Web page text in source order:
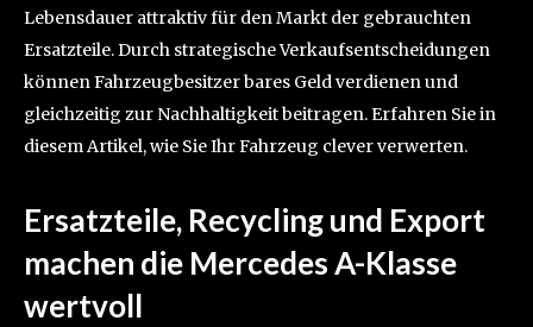
Lebensdauer attraktiv für den Markt der gebrauchten
Ersatzteile. Durch strategische Verkaufsentscheidungen
können Fahrzeugbesitzer bares Geld verdienen und
gleichzeitig zur Nachhaltigkeit beitragen. Erfahren Sie in
diesem Artikel, wie Sie Ihr Fahrzeug clever verwerten.
Ersatzteile, Recycling und Export
machen die Mercedes A-Klasse
wertvoll